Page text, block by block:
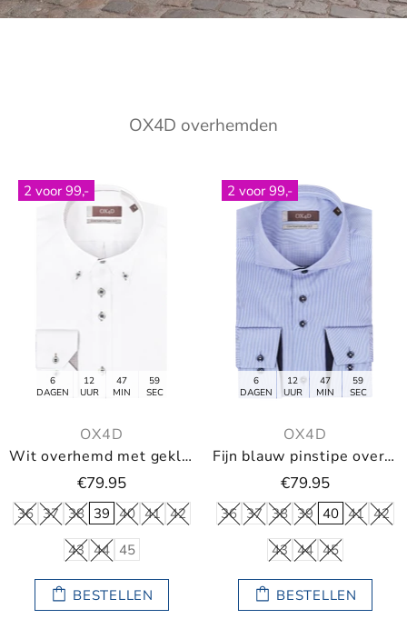
OX4D overhemden
2 voor 99,-
6
DAGEN
12
UUR
47
MIN
59
SEC
OX4D
Wit overhemd met gekleurde knopen en button-down
€79.95
36 37 38 39 40 41 42
43 44 45
BESTELLEN
2 voor 99,-
6
DAGEN
12
UUR
47
MIN
59
SEC
OX4D
Fijn blauw pinstipe overhemd
€79.95
36 37 38 39 40 41 42
43 44 45
BESTELLEN